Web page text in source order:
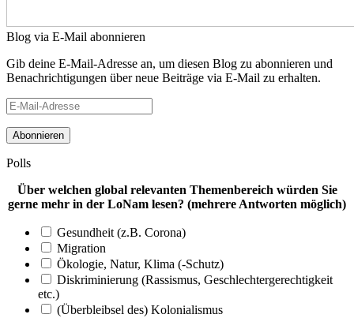
Blog via E-Mail abonnieren
Gib deine E-Mail-Adresse an, um diesen Blog zu abonnieren und
Benachrichtigungen über neue Beiträge via E-Mail zu erhalten.
E-
Mail-
Adresse
Polls
Über welchen global relevanten Themenbereich würden Sie
gerne mehr in der LoNam lesen? (mehrere Antworten möglich)
Gesundheit (z.B. Corona)
Migration
Ökologie, Natur, Klima (-Schutz)
Diskriminierung (Rassismus, Geschlechtergerechtigkeit
etc.)
(Überbleibsel des) Kolonialismus